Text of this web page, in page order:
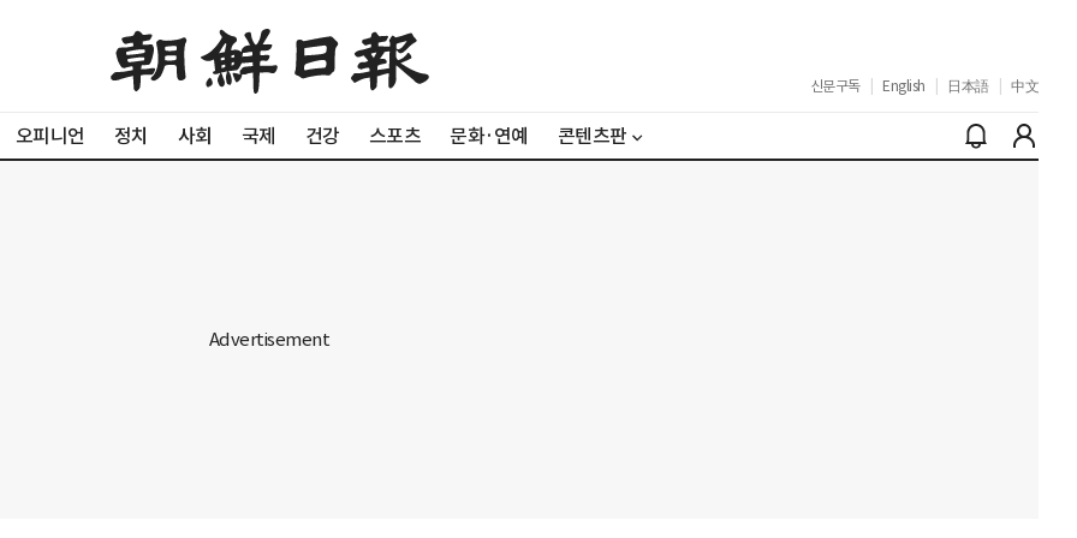
신문구독 English 日本語 中文
오피니언 정치 사회 국제 건강 스포츠 문화·연예 콘텐츠판